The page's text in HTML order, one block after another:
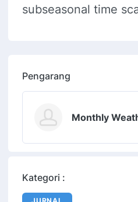
subseasonal time
Pengarang
Monthly
Kategori :